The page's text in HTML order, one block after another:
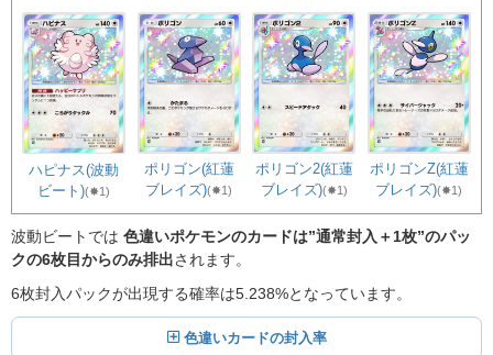
ハピナス(波動
ビート)(✸1)
ポリゴン(紅蓮
ブレイズ)(✸1)
ポリゴン2(紅蓮
ブレイズ)(✸1)
ポリゴンZ(紅蓮
ブレイズ)(✸1)
波動ビートでは 色違いポケモンのカードは”通常封入＋1枚”のパッ
クの6枚目からのみ排出されます。
6枚封入パックが出現する確率は5.238%となっています。
色違いカードの封入率